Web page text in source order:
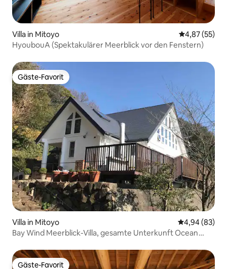
Villa in Mitoyo
4,87 (55)
HyoubouA (Spektakulärer Meerblick vor den Fenstern)
Gäste-Favorit
Gäste-Favorit
Villa in Mitoyo
4,94 (83)
Bay Wind Meerblick-Villa, gesamte Unterkunft Ocean
Gäste-Favorit